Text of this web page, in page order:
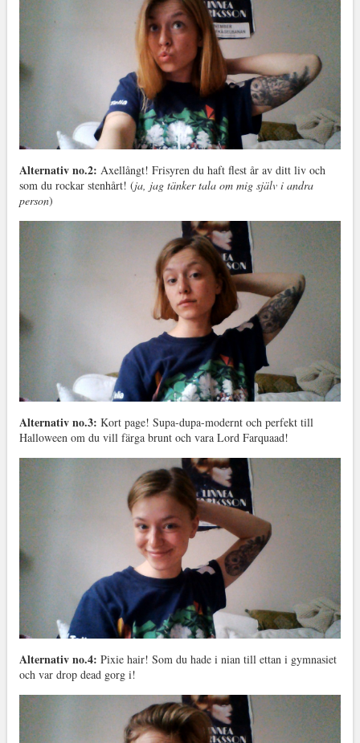
Alternativ no.2: Axellångt! Frisyren du haft flest år av ditt liv och
som du rockar stenhårt! (ja, jag tänker tala om mig själv i andra
person)
Alternativ no.3: Kort page! Supa-dupa-modernt och perfekt till
Halloween om du vill färga brunt och vara Lord Farquaad!
Alternativ no.4: Pixie hair! Som du hade i nian till ettan i gymnasiet
och var drop dead gorg i!